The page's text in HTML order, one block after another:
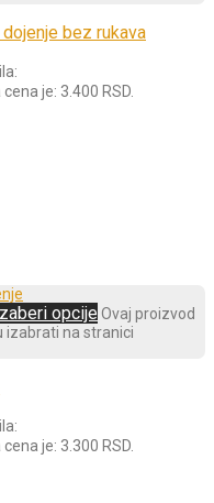
bez rukava
je: 3.400 RSD.
opcije Ovaj proizvod
izabrati na stranici
je: 3.300 RSD.